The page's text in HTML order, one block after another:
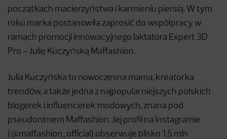
początkach macierzyństwa i karmieniu piersią. W tym
roku marka postanowiła zaprosić do współpracy w
ramach promocji innowacyjnego laktatora Expert 3D
Pro – Julię Kuczyńską Maffashion.
Julia Kuczyńska to nowoczesna mama, kreatorka
trendów, a także jedna z najpopularniejszych polskich
blogerek i influencerek modowych, znana pod
pseudonimem Maffashion. Jej profil na Instagramie
(@maffashion_official) obserwuje blisko 1,5 mln